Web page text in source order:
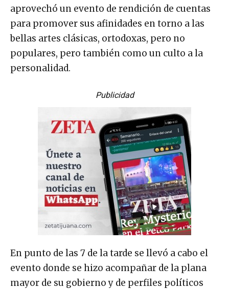
aprovechó un evento de rendición de cuentas
para promover sus afinidades en torno a las
bellas artes clásicas, ortodoxas, pero no
populares, pero también como un culto a la
personalidad.
Publicidad
En punto de las 7 de la tarde se llevó a cabo el
evento donde se hizo acompañar de la plana
mayor de su gobierno y de perfiles políticos